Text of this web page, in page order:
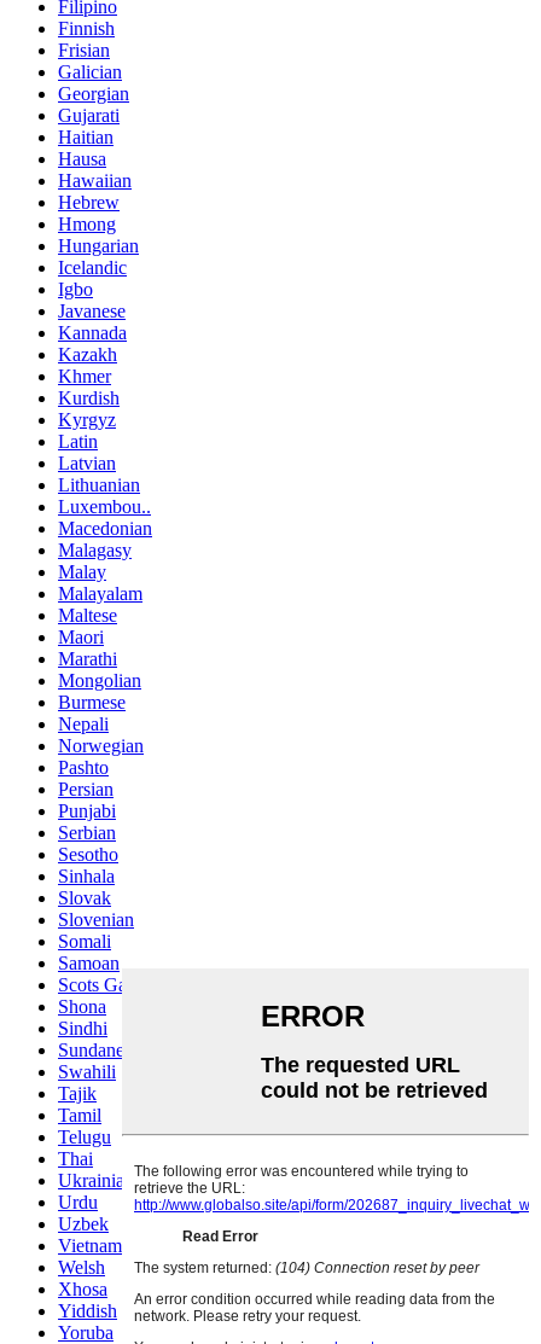
Filipino
Finnish
Frisian
Galician
Georgian
Gujarati
Haitian
Hausa
Hawaiian
Hebrew
Hmong
Hungarian
Icelandic
Igbo
Javanese
Kannada
Kazakh
Khmer
Kurdish
Kyrgyz
Latin
Latvian
Lithuanian
Luxembou..
Macedonian
Malagasy
Malay
Malayalam
Maltese
Maori
Marathi
Mongolian
Burmese
Nepali
Norwegian
Pashto
Persian
Punjabi
Serbian
Sesotho
Sinhala
Slovak
Slovenian
Somali
Samoan
Scots Gaelic
Shona
Sindhi
Sundanese
Swahili
Tajik
Tamil
Telugu
Thai
Ukrainian
Urdu
Uzbek
Vietnamese
Welsh
Xhosa
Yiddish
Yoruba